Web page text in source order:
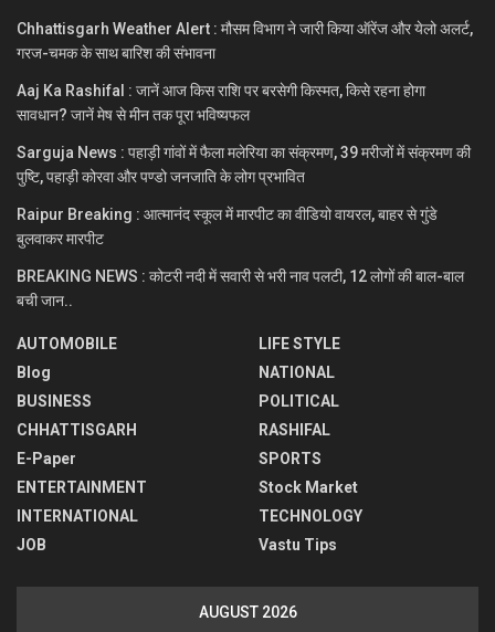
Chhattisgarh Weather Alert : मौसम विभाग ने जारी किया ऑरेंज और येलो अलर्ट,
गरज-चमक के साथ बारिश की संभावना
Aaj Ka Rashifal : जानें आज किस राशि पर बरसेगी किस्मत, किसे रहना होगा
सावधान? जानें मेष से मीन तक पूरा भविष्यफल
Sarguja News : पहाड़ी गांवों में फैला मलेरिया का संक्रमण, 39 मरीजों में संक्रमण की
पुष्टि, पहाड़ी कोरवा और पण्डो जनजाति के लोग प्रभावित
Raipur Breaking : आत्मानंद स्कूल में मारपीट का वीडियो वायरल, बाहर से गुंडे
बुलवाकर मारपीट
BREAKING NEWS : कोटरी नदी में सवारी से भरी नाव पलटी, 12 लोगों की बाल-बाल
बची जान..
AUTOMOBILE
Blog
BUSINESS
CHHATTISGARH
E-Paper
ENTERTAINMENT
INTERNATIONAL
JOB
LIFE STYLE
NATIONAL
POLITICAL
RASHIFAL
SPORTS
Stock Market
TECHNOLOGY
Vastu Tips
AUGUST 2026